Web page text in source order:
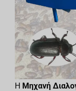
Η Μηχανή